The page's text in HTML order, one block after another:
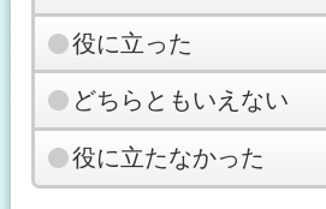
役に立った
どちらともいえない
役に立たなかった